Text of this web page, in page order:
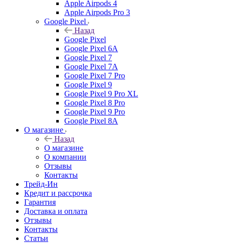
Apple Airpods 4
Apple Airpods Pro 3
Google Pixel
Назад
Google Pixel
Google Pixel 6A
Google Pixel 7
Google Pixel 7А
Google Pixel 7 Pro
Google Pixel 9
Google Pixel 9 Pro XL
Google Pixel 8 Pro
Google Pixel 9 Pro
Google Pixel 8A
О магазине
Назад
О магазине
О компании
Отзывы
Контакты
Трейд-Ин
Кредит и рассрочка
Гарантия
Доставка и оплата
Отзывы
Контакты
Статьи